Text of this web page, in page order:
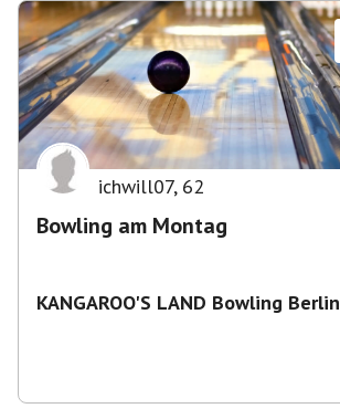
ichwill07, 62
Bowling am Montag
KANGAROO'S LAND Bowling Berlin